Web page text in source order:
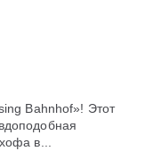
Bahnhof»! Этот
в...